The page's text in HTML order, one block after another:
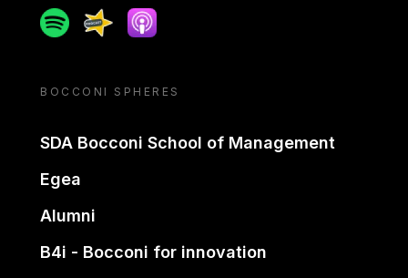
SpotifySpreakerApple podcast
BOCCONI SPHERES
SDA Bocconi School of Management
Egea
Alumni
B4i - Bocconi for innovation